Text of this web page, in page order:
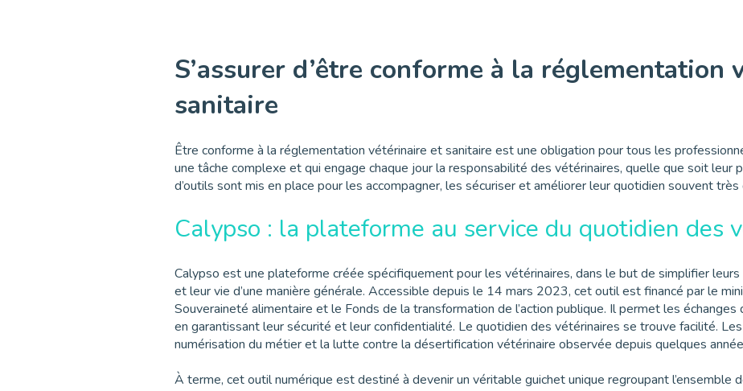
S’assurer d’être conforme à la réglementation
sanitaire
Être conforme à la réglementation vétérinaire et sanitaire est une obligation pour tous les
une tâche complexe et qui engage chaque jour la responsabilité des vétérinaires, quelle que soit leur
d’outils sont mis en place pour les accompagner, les sécuriser et améliorer leur quotidien souvent très
Calypso : la plateforme au service du quotidien des
Calypso est une plateforme créée spécifiquement pour les vétérinaires, dans le but de simplifier
et leur vie d’une manière générale. Accessible depuis le 14 mars 2023, cet outil est financé par le
Souveraineté alimentaire et le Fonds de la transformation de l’action publique. Il permet les échanges
en garantissant leur sécurité et leur confidentialité. Le quotidien des vétérinaires se trouve facilité.
numérisation du métier et la lutte contre la désertification vétérinaire observée depuis quelques
À terme, cet outil numérique est destiné à devenir un véritable guichet unique regroupant l’ensemble